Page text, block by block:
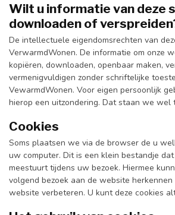
Wilt u informatie van deze
downloaden of
De intellectuele eigendomsrechten van
VerwarmdWonen. De informatie om onze
kopiëren, downloaden, openbaar maken,
vermenigvuldigen zonder schriftelijke
VewarmdWonen. Voor eigen persoonlijk
hierop een uitzondering. Dat staan we wel
Cookies
Soms plaatsen we via de browser de u
uw computer. Dit is een klein bestandje
meestuurt tijdens uw bezoek. Hiermee
volgend bezoek aan de website
website verbeteren. U kunt deze cookies